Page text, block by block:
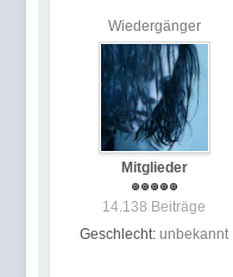
Wiedergänger
Mitglieder
14.138 Beiträge
Geschlecht: unbekannt